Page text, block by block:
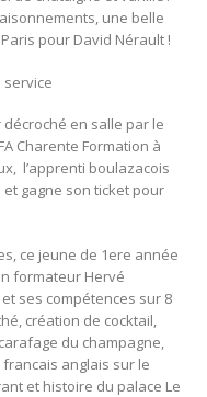
une belle
pour David Nérault !
service
décroché en salle par le
Charente Formation à
l’apprenti boulazacois
gagne son ticket pour
ce jeune de 1ere année
formateur Hervé
ses compétences sur 8
création de cocktail,
du champagne,
anglais sur le
et histoire du palace Le